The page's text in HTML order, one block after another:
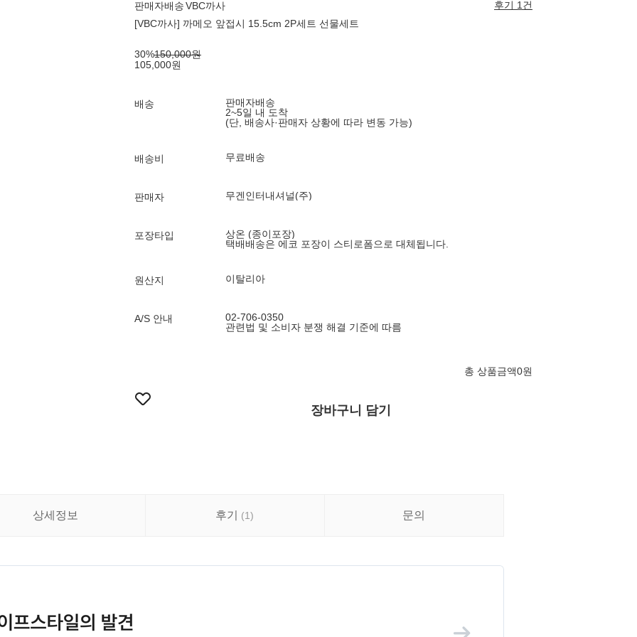
판매자배송VBC까사
후기 1건
[VBC까사] 까메오 앞접시 15.5cm 2P세트 선물세트
30%150,000원
105,000원
배송
판매자배송
2~5일 내 도착
(단, 배송사·판매자 상황에 따라 변동 가능)
배송비 무료배송
판매자 무겐인터내셔널(주)
포장타입
상온 (종이포장)
택배배송은 에코 포장이 스티로폼으로 대체됩니다.
원산지 이탈리아
A/S 안내
02-706-0350
관련법 및 소비자 분쟁 해결 기준에 따름
총 상품금액0원
장바구니 담기
상세정보 후기 (1) 문의